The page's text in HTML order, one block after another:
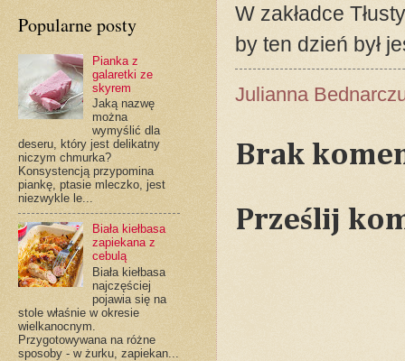
W zakładce
by ten dzień był
Julianna
Brak
Prześlij
Popularne posty
Pianka z
galaretki ze
skyrem
Jaką nazwę
można
wymyślić dla
deseru, który jest delikatny
niczym chmurka?
Konsystencją przypomina
piankę, ptasie mleczko, jest
niezwykle le...
Biała kiełbasa
zapiekana z
cebulą
Biała kiełbasa
najczęściej
pojawia się na
stole właśnie w okresie
wielkanocnym.
Przygotowywana na różne
sposoby - w żurku, zapiekan...